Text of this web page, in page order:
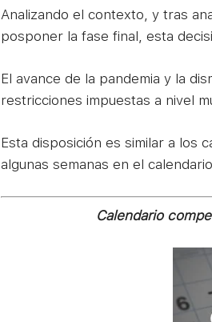
Analizando el contexto, y tras
posponer la fase final, esta
El avance de la pandemia y la
restricciones impuestas a nivel
Esta disposición es similar a los
algunas semanas en el
Calendario